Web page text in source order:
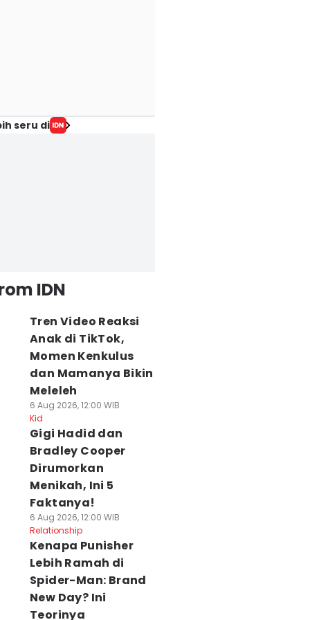
seru di
IDN
Tren Video Reaksi
Anak di TikTok,
Momen Kenkulus
dan Mamanya Bikin
Meleleh
6 Aug 2026, 12:00 WIB
Kid
Gigi Hadid dan
Bradley Cooper
Dirumorkan
Menikah, Ini 5
Faktanya!
6 Aug 2026, 12:00 WIB
Relationship
Kenapa Punisher
Lebih Ramah di
Spider-Man: Brand
New Day? Ini
Teorinya